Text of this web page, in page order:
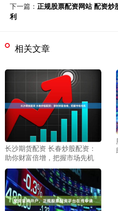
下一篇： 正规股票配资网站 配资炒
利
相关文章
长沙期货配资 长春炒股配资：
助你财富倍增，把握市场先机